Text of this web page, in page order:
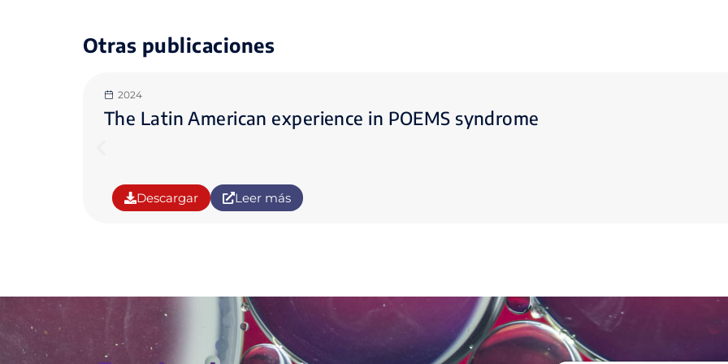
Otras publicaciones
2024
The Latin American experience in POEMS syndrome
Descargar Leer más
C